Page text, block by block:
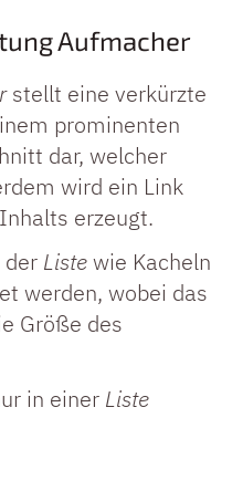
Aufmacher
stellt eine verkürzte
prominenten
dar, welcher
wird ein Link
erzeugt.
der Listewie Kacheln
werden, wobei das
Größe des
in einer Liste